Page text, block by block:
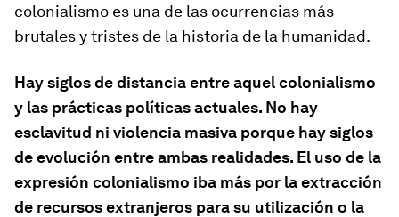
colonialismo es una de las ocurrencias más
brutales y tristes de la historia de la humanidad.
Hay siglos de distancia entre aquel colonialismo
y las prácticas políticas actuales. No hay
esclavitud ni violencia masiva porque hay siglos
de evolución entre ambas realidades. El uso de la
expresión colonialismo iba más por la extracción
de recursos extranjeros para su utilización o la